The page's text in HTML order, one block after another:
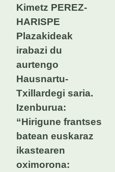
Kimetz PEREZ-
HARISPE
Plazakideak
irabazi du
aurtengo
Hausnartu-
Txillardegi saria.
Izenburua:
“Hirigune frantses
batean euskaraz
ikastearen
oximorona: